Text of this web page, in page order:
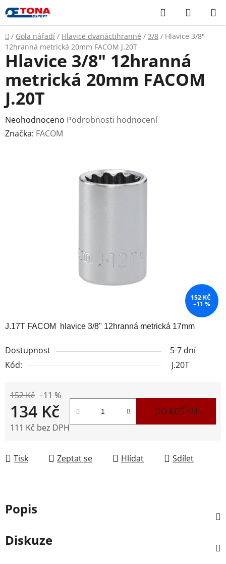
Přejít
na
obsah
Hledat
KOŠÍK
Domů
/ Gola nářadí / Hlavice dvanáctihranné / 3/8 / Hlavice 3/8"
12hranná metrická 20mm FACOM J.20T
J.17T FACOM hlavice 3/8" 12hranná metrická 17mm
Dostupnost
5-7 dní
Kód:
J.20T
152 Kč –11 %
134 Kč
111 Kč bez DPH
DO KOŠÍKU
Tisk Zeptat se Hlídat Sdílet
Hlavice 3/8" 12hranná
metrická 20mm FACOM
J.20T
Průměrné
hodnocení
Neohodnoceno Podrobnosti hodnocení
Značka: FACOM
152 KČ
–11 %
Popis
Diskuze